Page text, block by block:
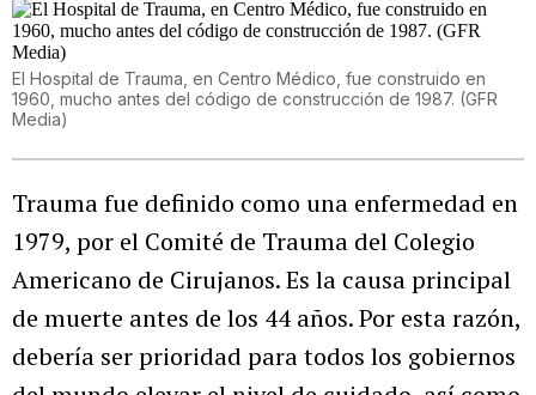
El Hospital de Trauma, en Centro Médico, fue construido en
1960, mucho antes del código de construcción de 1987. (GFR
Media)
Trauma fue definido como una enfermedad en
1979, por el Comité de Trauma del Colegio
Americano de Cirujanos. Es la causa principal
de muerte antes de los 44 años. Por esta razón,
debería ser prioridad para todos los gobiernos